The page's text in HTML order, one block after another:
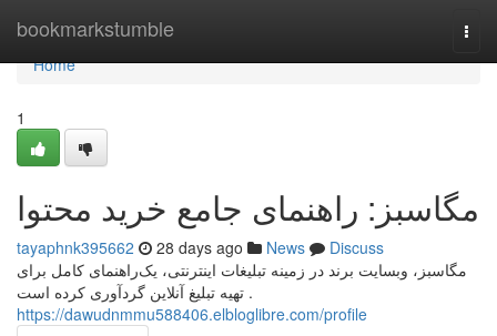
bookmarkstumble
Home
Home
1
مگاسبز: راهنمای جامع خرید محتوا
tayaphnk395662 28 days ago News
Discuss
مگاسبز، وبسایت برند در زمینه تبلیغات اینترنتی، یک‌راهنمای کامل برای
تهیه تبلیغ آنلاین گردآوری کرده است .
https://dawudnmmu588406.elbloglibre.com/profile